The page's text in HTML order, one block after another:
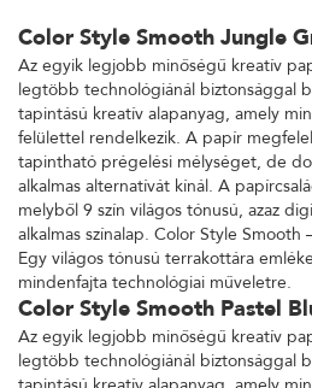
Color Style Smooth Jungle
Az egyik legjobb minőségű kreatív
legtöbb technológiánál biztonsággal
tapintású kreatív alapanyag, amely
felülettel rendelkezik. A papír
tapintható prégelési mélységet, de
alkalmas alternatívát kínál. A
melyből 9 szín világos tónusú, azaz
alkalmas színalap. Color Style
Egy világos tónusú terrakottára
mindenfajta technológiai műveletre.
Color Style Smooth Pastel
Az egyik legjobb minőségű kreatív
legtöbb technológiánál biztonsággal